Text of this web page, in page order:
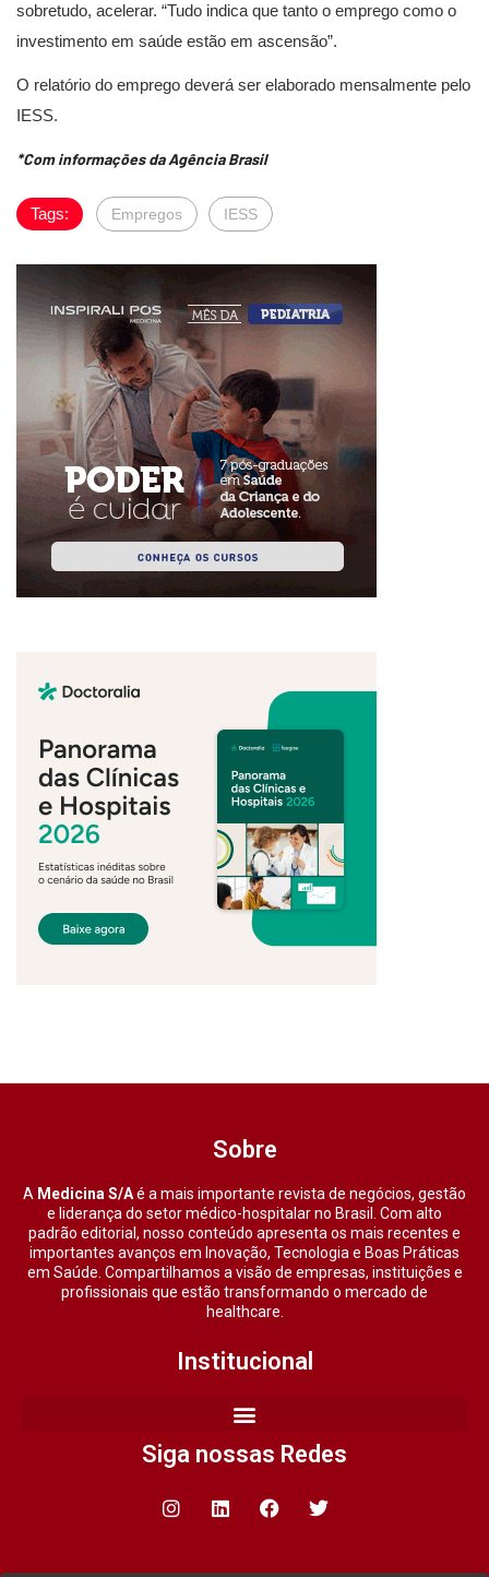
sobretudo, acelerar. “Tudo indica que tanto o emprego como o
investimento em saúde estão em ascensão”.
O relatório do emprego deverá ser elaborado mensalmente pelo
IESS.
*Com informações da Agência Brasil
Tags: Empregos IESS
Sobre
A Medicina S/Aé a mais importante revista de negócios, gestão
e liderança do setor médico-hospitalar no Brasil. Com alto
padrão editorial, nosso conteúdo apresenta os mais recentes e
importantes avanços em Inovação, Tecnologia e Boas Práticas
em Saúde. Compartilhamos a visão de empresas, instituições e
profissionais que estão transformando o mercado de
healthcare.
Institucional
Siga nossas Redes